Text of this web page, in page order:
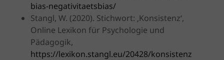
bias-negativitaetsbias/
Stangl, W. (2020). Stichwort: ‚Konsistenz‘,
Online Lexikon für Psychologie und
Pädagogik,
https://lexikon.stangl.eu/20428/konsistenz